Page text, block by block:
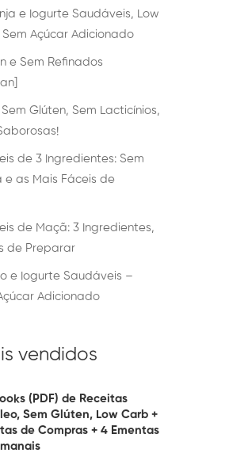
e Iogurte Saudáveis, Low
Açúcar Adicionado
e Sem Refinados
Glúten, Sem Lacticínios,
de 3 Ingredientes: Sem
e as Mais Fáceis de
de Maçã: 3 Ingredientes,
de Preparar
e Iogurte Saudáveis –
Adicionado
vendidos
(PDF) de Receitas
Sem Glúten, Low Carb +
de Compras + 4 Ementas